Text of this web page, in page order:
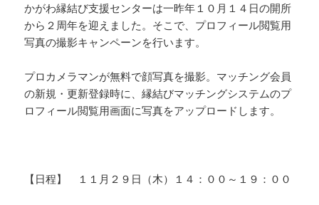
かがわ縁結び支援センターは一昨年１０月１４日の開所
から２周年を迎えました。そこで、プロフィール閲覧用
写真の撮影キャンペーンを行います。
プロカメラマンが無料で顔写真を撮影。マッチング会員
の新規・更新登録時に、縁結びマッチングシステムのプ
ロフィール閲覧用画面に写真をアップロードします。
【日程】 １１月２９日（木）１４：００～１９：００